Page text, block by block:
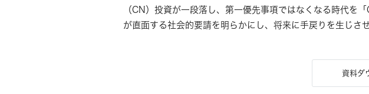
（CN）投資が一段落し、第一優先事項ではなくなる時代を
が直面する社会的要請を明らかにし、将来に手戻りを生じさ
資料ダ